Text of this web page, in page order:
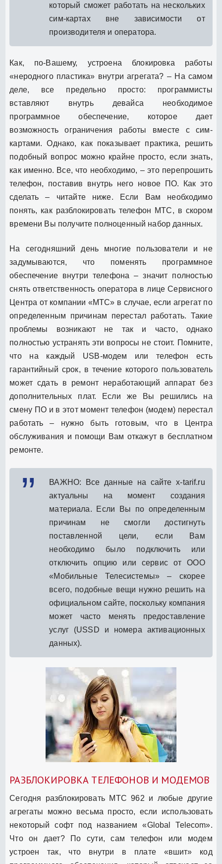
который сможет работать на нескольких
сим-картах вне зависимости от
производителя и оператора.
Как, по-Вашему, устроена блокировка работы
«неродного пластика» внутри агрегата? – На самом
деле, все предельно просто: программисты
вставляют внутрь девайса необходимое
программное обеспечение, которое дает
возможность ограничения работы вместе с сим-
картами. Однако, как показывает практика, решить
подобный вопрос можно крайне просто, если знать,
как именно. Все, что необходимо, – это перепрошить
телефон, поставив внутрь него новое ПО. Как это
сделать – читайте ниже. Если Вам необходимо
понять, как разблокировать телефон МТС, в скором
времени Вы получите полноценный набор данных.
На сегодняшний день многие пользователи и не
задумываются, что поменять программное
обеспечение внутри телефона – значит полностью
снять ответственность оператора в лице Сервисного
Центра от компании «МТС» в случае, если агрегат по
определенным причинам перестал работать. Такие
проблемы возникают не так и часто, однако
полностью устранять эти вопросы не стоит. Помните,
что на каждый USB-модем или телефон есть
гарантийный срок, в течение которого пользователь
может сдать в ремонт неработающий аппарат без
дополнительных плат. Если же Вы решились на
смену ПО и в этот момент телефон (модем) перестал
работать – нужно быть готовым, что в Центра
обслуживания и помощи Вам откажут в бесплатном
ремонте.
ВАЖНО: Все данные на сайте x-tarif.ru
актуальны на момент создания
материала. Если Вы по определенным
причинам не смогли достигнуть
поставленной цели, если Вам
необходимо было подключить или
отключить опцию или сервис от ООО
«Мобильные Телесистемы» – скорее
всего, подобные вещи нужно решить на
официальном сайте, поскольку компания
может часто менять предоставление
услуг (USSD и номера активационных
данных).
РАЗБЛОКИРОВКА ТЕЛЕФОНОВ И МОДЕМОВ
Сегодня разблокировать МТС 962 и любые другие
агрегаты можно весьма просто, если использовать
некоторый софт под названием «Global Telecom».
Что он дает? По сути, сам телефон или модем
устроен так, что внутри в плате «вшит» код